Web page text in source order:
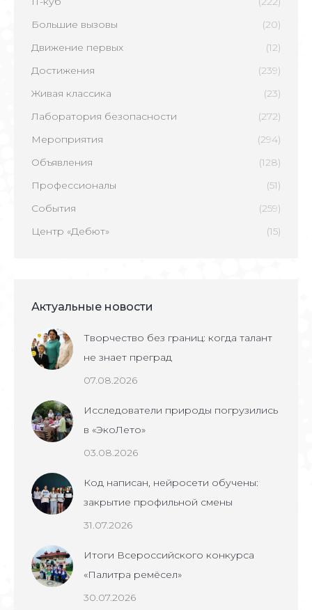
Большие вызовы
(20)
Движение первых
(12)
Достижения
(239)
Живая классика
(23)
Лаборатория безопасности
(272)
Мероприятия
(294)
Объявления
(128)
Профессионалы
(51)
События
(259)
Центр «Дебют»
(15)
Актуальные новости
Творчество без границ: когда талант
не знает преград
07.08.2026
Исследователи природы погрузились
в «ЭкоЛето»
03.08.2026
Код написан, нейросети обучены:
закрытие профильной смены
31.07.2026
Итоги Всероссийского конкурса
«Палитра ремёсел»
30.07.2026